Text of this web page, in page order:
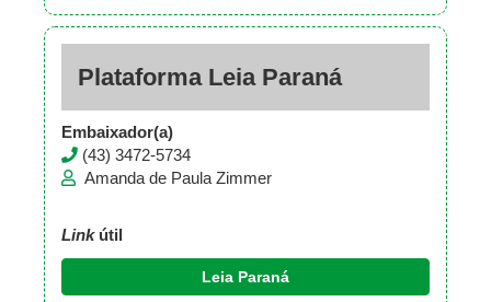
Plataforma Leia Paraná
Embaixador(a)
(43) 3472-5734
Amanda de Paula Zimmer
Linkútil
Leia Paraná